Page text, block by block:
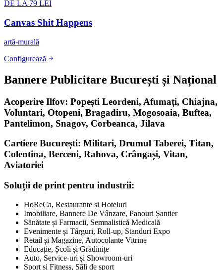
DE LA 79 LEI
Canvas Shit Happens
artă-murală
Configurează
Bannere Publicitare București și Național
Acoperire Ilfov: Popești Leordeni, Afumați, Chiajna,
Voluntari, Otopeni, Bragadiru, Mogosoaia, Buftea,
Pantelimon, Snagov, Corbeanca, Jilava
Cartiere București: Militari, Drumul Taberei, Titan,
Colentina, Berceni, Rahova, Crângași, Vitan,
Aviatoriei
Soluții de print pentru industrii:
HoReCa, Restaurante și Hoteluri
Imobiliare, Bannere De Vânzare, Panouri Șantier
Sănătate și Farmacii, Semnalistică Medicală
Evenimente și Târguri, Roll-up, Standuri Expo
Retail și Magazine, Autocolante Vitrine
Educație, Școli și Grădinițe
Auto, Service-uri și Showroom-uri
Sport și Fitness, Săli de sport